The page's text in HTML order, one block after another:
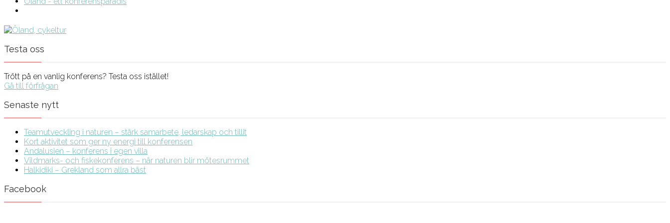
Testa oss
Trött på en vanlig konferens? Testa oss istället!
Gå till förfrågan
Senaste nytt
Teamutveckling i naturen – stärk samarbete, ledarskap och tillit
Kort aktivitet som ger ny energi till konferensen
Andalusien – konferens i egen villa
Vildmarks- och fiskekonferens – när naturen blir mötesrummet
Halkidiki – Grekland som allra bäst
Facebook